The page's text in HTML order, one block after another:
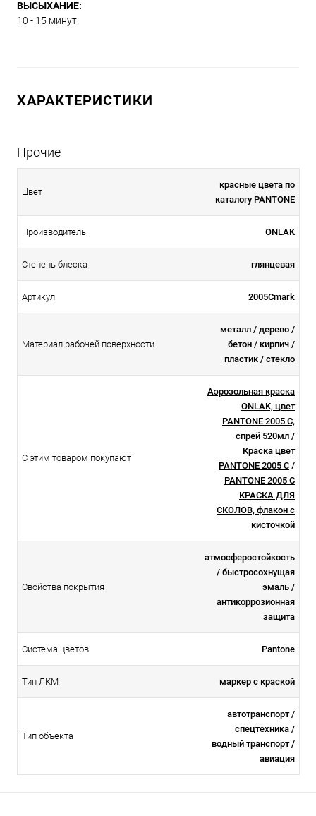
ВЫСЫХАНИЕ:
10 - 15 минут.
ХАРАКТЕРИСТИКИ
Прочие
Цвет
красные цвета по
каталогу PANTONE
Производитель ONLAK
Степень блеска глянцевая
Артикул 2005Cmark
Материал рабочей поверхности
металл / дерево /
бетон / кирпич /
пластик / стекло
С этим товаром покупают
Аэрозольная краска
ONLAK, цвет
PANTONE 2005 C,
спрей 520мл /
Краска цвет
PANTONE 2005 C /
PANTONE 2005 C
КРАСКА ДЛЯ
СКОЛОВ, флакон с
кисточкой
Свойства покрытия
атмосферостойкоcть
/ быстросохнущая
эмаль /
антикоррозионная
защита
Система цветов Pantone
Тип ЛКМ маркер с краской
Тип объекта
автотранспорт /
спецтехника /
водный транспорт /
авиация